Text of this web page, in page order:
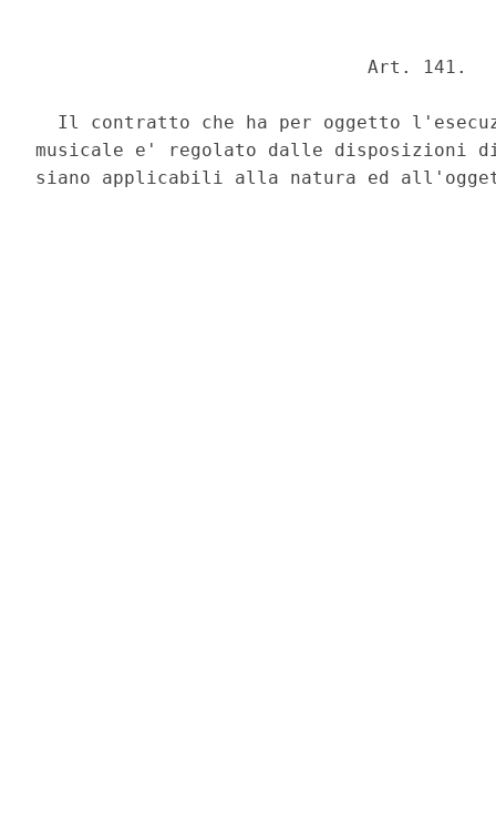
                              Art. 141.
Il contratto che ha per oggetto
musicale e' regolato dalle disposizioni